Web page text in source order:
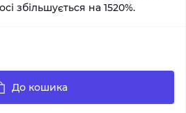
збільшується на 1520%.
До кошика